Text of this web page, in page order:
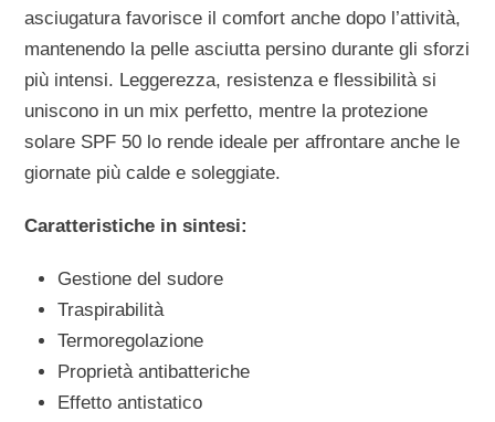
asciugatura favorisce il comfort anche dopo l’attività,
mantenendo la pelle asciutta persino durante gli sforzi
più intensi. Leggerezza, resistenza e flessibilità si
uniscono in un mix perfetto, mentre la protezione
solare SPF 50 lo rende ideale per affrontare anche le
giornate più calde e soleggiate.
Caratteristiche in sintesi:
Gestione del sudore
Traspirabilità
Termoregolazione
Proprietà antibatteriche
Effetto antistatico